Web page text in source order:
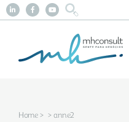
Home> > anne2